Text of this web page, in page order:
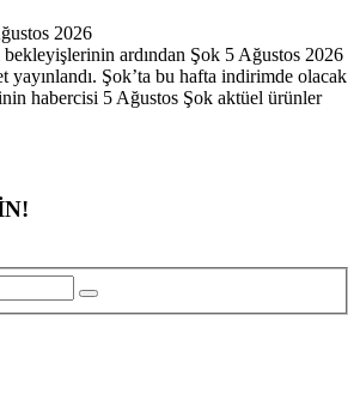
2026
ardından Şok 5 Ağustos 2026
yayınlandı. Şok’ta bu hafta indirimde olacak
habercisi 5 Ağustos Şok aktüel ürünler